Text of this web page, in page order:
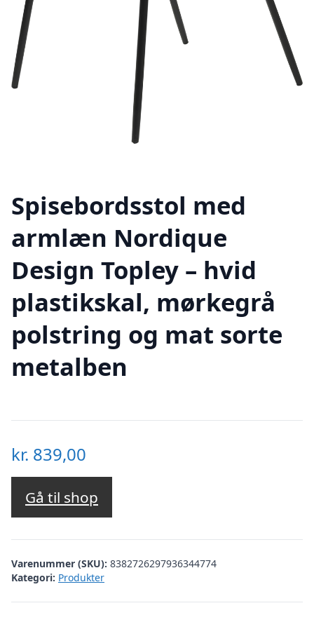
Spisebordsstol med
armlæn Nordique
Design Topley – hvid
plastikskal, mørkegrå
polstring og mat sorte
metalben
kr. 839,00
Gå til shop
Varenummer (SKU): 8382726297936344774
Kategori: Produkter